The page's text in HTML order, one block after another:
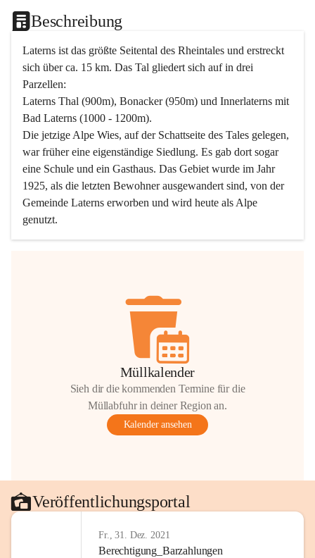
Beschreibung
Laterns ist das größte Seitental des Rheintales und erstreckt
sich über ca. 15 km. Das Tal gliedert sich auf in drei
Parzellen:
Laterns Thal (900m), Bonacker (950m) und Innerlaterns mit
Bad Laterns (1000 - 1200m).
Die jetzige Alpe Wies, auf der Schattseite des Tales gelegen,
war früher eine eigenständige Siedlung. Es gab dort sogar
eine Schule und ein Gasthaus. Das Gebiet wurde im Jahr
1925, als die letzten Bewohner ausgewandert sind, von der
Gemeinde Laterns erworben und wird heute als Alpe
genutzt.
Müllkalender
Sieh dir die kommenden Termine für die
Müllabfuhr in deiner Region an.
Kalender ansehen
Veröffentlichungsportal
Fr., 31. Dez. 2021
Berechtigung_Barzahlungen